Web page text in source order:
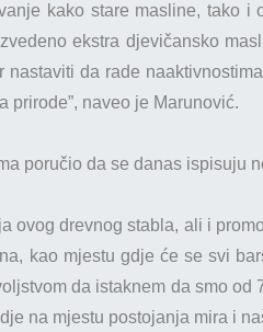
kako stare masline, tako i
ekstra djevičansko
da rade
prirode”, naveo je Marunović.
poručio da se danas ispisuju
ovog drevnog stabla, ali i
kao mjestu gdje će se svi
da istaknem da smo od
na mjestu postojanja mira i